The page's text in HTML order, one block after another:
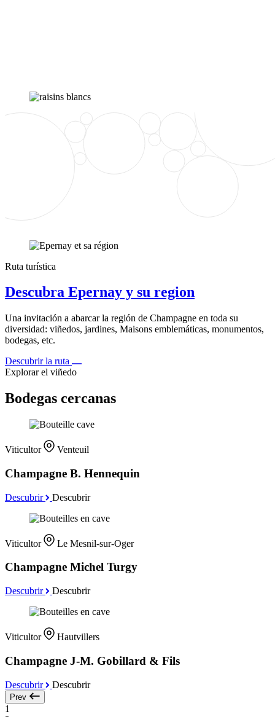
Ruta turística
Descubra Epernay y su region
Una invitación a abarcar la región de Champagne en toda su
diversidad: viñedos, jardines, Maisons emblemáticas, monumentos,
bodegas, etc.
Descubrir la ruta
Explorar el viñedo
Bodegas cercanas
Viticultor Venteuil
Champagne B. Hennequin
Descubrir Descubrir
Viticultor Le Mesnil-sur-Oger
Champagne Michel Turgy
Descubrir Descubrir
Viticultor Hautvillers
Champagne J-M. Gobillard & Fils
Descubrir Descubrir
Prev
1